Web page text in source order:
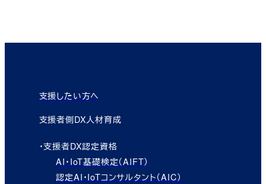
支援したい方へ
支援者側DX人材育成
・支援者DX認定資格
AI・IoT基礎検定（AIFT）
認定AI・IoTコンサルタント（AIC）